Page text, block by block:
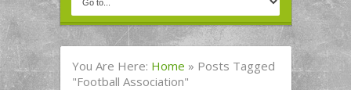
You Are Here: Home » Posts Tagged
"Football Association"